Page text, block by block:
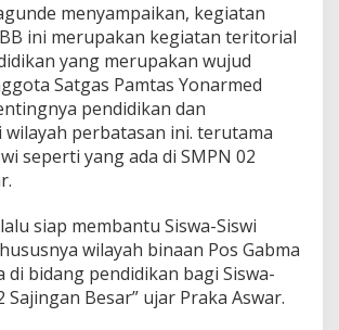
K
a
s
menyampaikan, kegiatan
ini merupakan kegiatan teritorial
yang merupakan wujud
Satgas Pamtas Yonarmed
pendidikan dan
wilayah perbatasan ini. terutama
seperti yang ada di SMPN 02
siap membantu Siswa-Siswi
wilayah binaan Pos Gabma
bidang pendidikan bagi Siswa-
Sajingan Besar” ujar Praka Aswar.